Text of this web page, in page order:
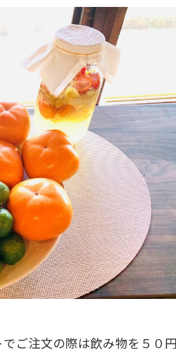
ご注文の際は飲み物を５０